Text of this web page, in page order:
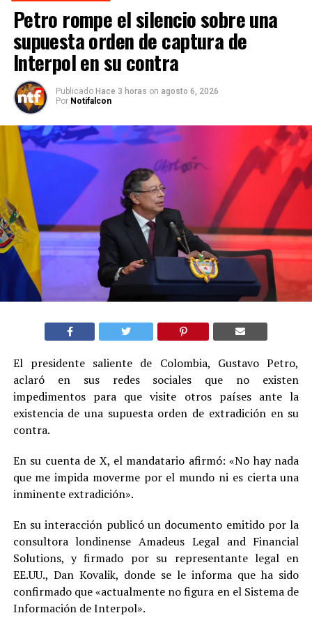
Petro rompe el silencio sobre una
supuesta orden de captura de
Interpol en su contra
Publicado Hace 3 horas on agosto 6, 2026
Por Notifalcon
El presidente saliente de Colombia, Gustavo Petro,
aclaró en sus redes sociales que no existen
impedimentos para que visite otros países ante la
existencia de una supuesta orden de extradición en su
contra.
En su cuenta de X, el mandatario afirmó: «No hay nada
que me impida moverme por el mundo ni es cierta una
inminente extradición».
En su interacción publicó un documento emitido por la
consultora londinense Amadeus Legal and Financial
Solutions, y firmado por su representante legal en
EE.UU., Dan Kovalik, donde se le informa que ha sido
confirmado que «actualmente no figura en el Sistema de
Información de Interpol».